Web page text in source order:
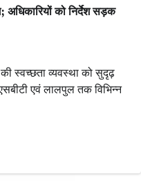
को निर्देश सड़क
स्वच्छता व्यवस्था को सुदृढ़
एवं लालपुल तक विभिन्न